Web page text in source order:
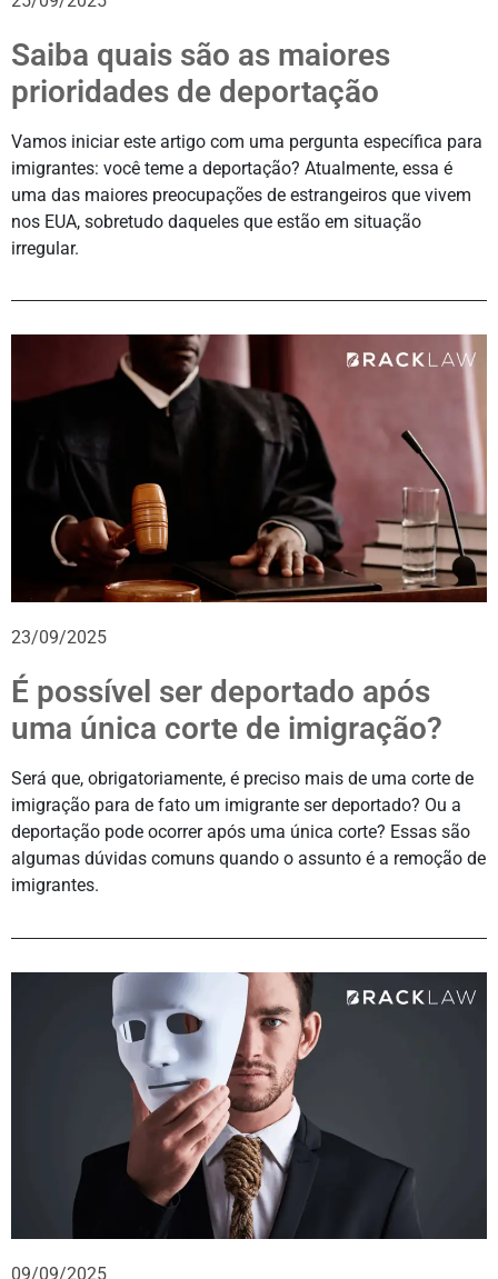
Saiba quais são as maiores
prioridades de deportação
Vamos iniciar este artigo com uma pergunta específica para
imigrantes: você teme a deportação? Atualmente, essa é
uma das maiores preocupações de estrangeiros que vivem
nos EUA, sobretudo daqueles que estão em situação
irregular.
23/09/2025
É possível ser deportado após
uma única corte de imigração?
Será que, obrigatoriamente, é preciso mais de uma corte de
imigração para de fato um imigrante ser deportado? Ou a
deportação pode ocorrer após uma única corte? Essas são
algumas dúvidas comuns quando o assunto é a remoção de
imigrantes.
09/09/2025